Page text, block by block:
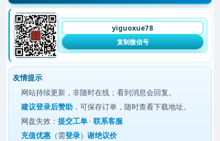
yiguoxue78
复制微信号
友情提示
网站持续更新，非随时在线；看到消息会回复。
建议登录后赞助 ，可保存订单，随时查看下载地址。
网盘失效：提交工单 ·联系客服
充值优惠 （需登录）谢绝议价